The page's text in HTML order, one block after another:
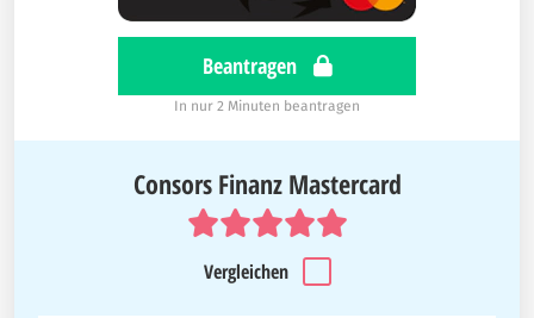
Beantragen
In nur 2 Minuten beantragen
Consors Finanz Mastercard
Vergleichen